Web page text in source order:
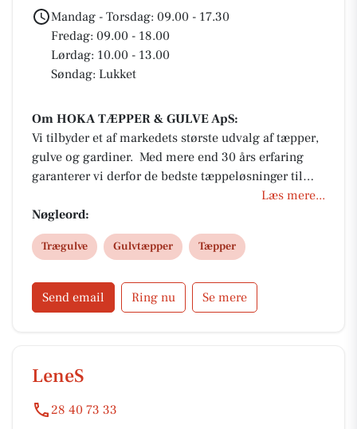
Mandag - Torsdag: 09.00 - 17.30
Fredag: 09.00 - 18.00
Lørdag: 10.00 - 13.00
Søndag: Lukket
Om HOKA TÆPPER & GULVE ApS:
Vi tilbyder et af markedets største udvalg af tæpper,
gulve og gardiner. Med mere end 30 års erfaring
garanterer vi derfor de bedste tæppeløsninger til
både private og erhverv. Vi står klar til at hjælpe dig
hele vejen lige fra rådgivning omkring valg af
gulvtype til montering og efterbehandling.
Læs mere...
Nøgleord:
Trægulve Gulvtæpper Tæpper
Send email Ring nu Se mere
LeneS
28 40 73 33